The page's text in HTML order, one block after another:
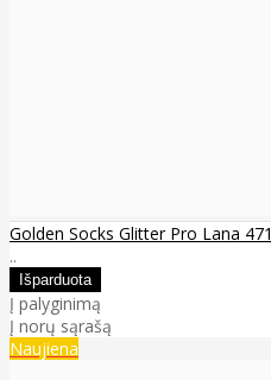
Golden Socks Glitter Pro Lana 471
..
Į palyginimą
Į norų sąrašą
Naujiena